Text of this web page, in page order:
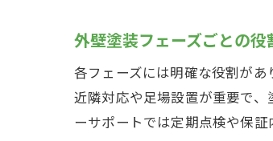
外壁塗装フェーズごとの
各フェーズには明確な役割が
近隣対応や足場設置が重要で
ーサポートでは定期点検や保